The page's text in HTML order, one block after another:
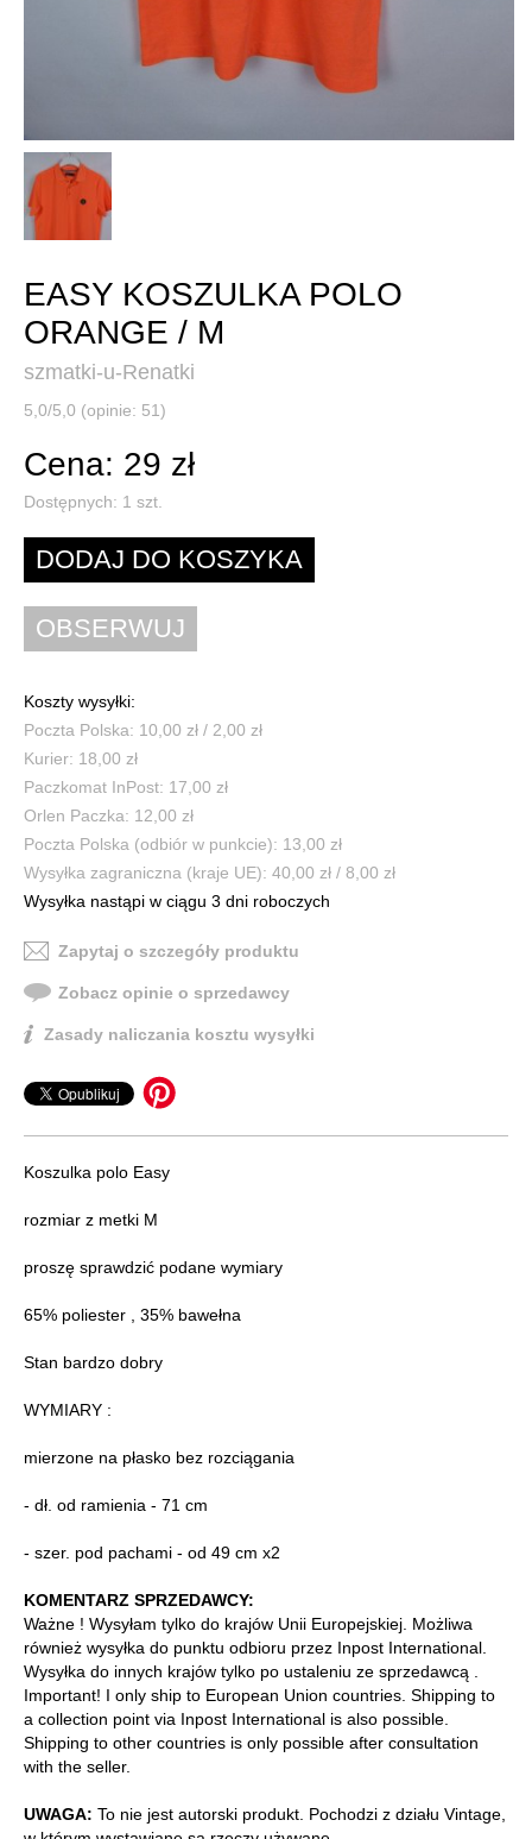
EASY KOSZULKA POLO
ORANGE / M
szmatki-u-Renatki
5,0/5,0 (opinie: 51)
Cena: 29 zł
Dostępnych: 1 szt.
Koszty wysyłki:
Poczta Polska: 10,00 zł / 2,00 zł
Kurier: 18,00 zł
Paczkomat InPost: 17,00 zł
Orlen Paczka: 12,00 zł
Poczta Polska (odbiór w punkcie): 13,00 zł
Wysyłka zagraniczna (kraje UE): 40,00 zł / 8,00 zł
Wysyłka nastąpi w ciągu 3 dni roboczych
Zapytaj o szczegóły produktu
Zobacz opinie o sprzedawcy
Zasady naliczania kosztu wysyłki
Koszulka polo Easy
rozmiar z metki M
proszę sprawdzić podane wymiary
65% poliester , 35% bawełna
Stan bardzo dobry
WYMIARY :
mierzone na płasko bez rozciągania
- dł. od ramienia - 71 cm
- szer. pod pachami - od 49 cm x2
KOMENTARZ SPRZEDAWCY:
Ważne ! Wysyłam tylko do krajów Unii Europejskiej. Możliwa
również wysyłka do punktu odbioru przez Inpost International.
Wysyłka do innych krajów tylko po ustaleniu ze sprzedawcą .
Important! I only ship to European Union countries. Shipping to
a collection point via Inpost International is also possible.
Shipping to other countries is only possible after consultation
with the seller.
UWAGA: To nie jest autorski produkt. Pochodzi z działu Vintage,